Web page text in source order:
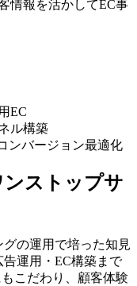
情報を活かしてEC事
EC
ル構築
ンバージョン最適化
ストップサ
の運用で培った知見
運用・EC構築まで
こだわり、顧客体験